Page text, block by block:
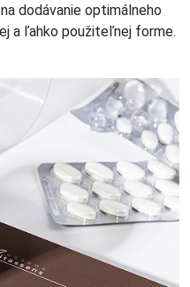
dodávanie optimálneho
a ľahko použiteľnej forme.